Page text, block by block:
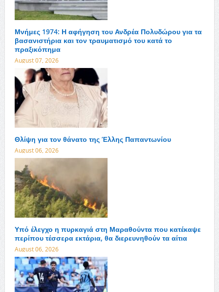
Μνήμες 1974: Η αφήγηση του Ανδρέα Πολυδώρου για τα
βασανιστήρια και τον τραυματισμό του κατά το
πραξικόπημα
August 07, 2026
Θλίψη για τον θάνατο της Έλλης Παπαντωνίου
August 06, 2026
Υπό έλεγχο η πυρκαγιά στη Μαραθούντα που κατέκαψε
περίπου τέσσερα εκτάρια, θα διερευνηθούν τα αίτια
August 06, 2026